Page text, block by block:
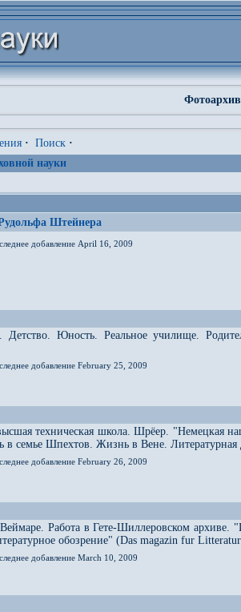
· Поиск ·
науки
Штейнера
добавление April 16, 2009
Детство. Юность. Реальное училище.
добавление February 25, 2009
техническая школа. Шрёер. "Немецкая
в семье Шпехтов. Жизнь в Вене. Литературная
добавление February 26, 2009
Работа в Гете-Шиллеровском
обозрение" (Das magazin fur
добавление March 10, 2009